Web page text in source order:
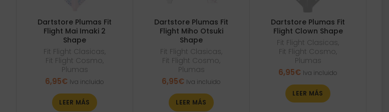
Dartstore Plumas Fit
Flight Mai Imaki 2
Shape
Fit Flight Clasicas,
Fit Flight Cosmo,
Plumas
6,95€ Iva incluido
LEER MÁS
Dartstore Plumas Fit
Flight Miho Otsuki
Shape
Fit Flight Clasicas,
Fit Flight Cosmo,
Plumas
6,95€ Iva incluido
LEER MÁS
Dartstore Plumas Fit
Flight Clown Shape
Fit Flight Clasicas,
Fit Flight Cosmo,
Plumas
6,95€ Iva incluido
LEER MÁS